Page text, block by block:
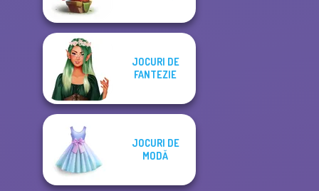
JOCURI DE
FANTEZIE
JOCURI DE
MODĂ